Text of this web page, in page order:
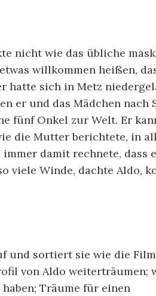
nicht wie das übliche
willkommen heißen,
hatte sich in Metz
er und das Mädchen nach
fünf Onkel zur Welt. Er
die Mutter berichtete, in
damit rechnete, dass
viele Winde, dachte Aldo,
und sortiert sie wie die
von Aldo weiterträumen;
Träume für einen